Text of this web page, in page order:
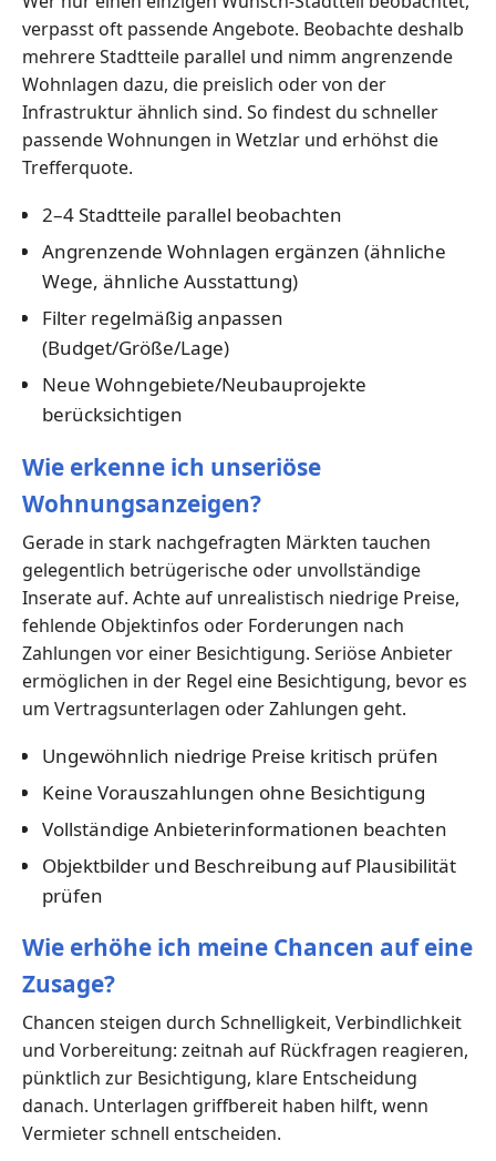
verpasst oft passende Angebote. Beobachte deshalb
mehrere Stadtteile parallel und nimm angrenzende
Wohnlagen dazu, die preislich oder von der
Infrastruktur ähnlich sind. So findest du schneller
passende Wohnungen in Wetzlar und erhöhst die
Trefferquote.
2–4 Stadtteile parallel beobachten
Angrenzende Wohnlagen ergänzen (ähnliche
Wege, ähnliche Ausstattung)
Filter regelmäßig anpassen
(Budget/Größe/Lage)
Neue Wohngebiete/Neubauprojekte
berücksichtigen
Wie erkenne ich unseriöse
Wohnungsanzeigen?
Gerade in stark nachgefragten Märkten tauchen
gelegentlich betrügerische oder unvollständige
Inserate auf. Achte auf unrealistisch niedrige Preise,
fehlende Objektinfos oder Forderungen nach
Zahlungen vor einer Besichtigung. Seriöse Anbieter
ermöglichen in der Regel eine Besichtigung, bevor es
um Vertragsunterlagen oder Zahlungen geht.
Ungewöhnlich niedrige Preise kritisch prüfen
Keine Vorauszahlungen ohne Besichtigung
Vollständige Anbieterinformationen beachten
Objektbilder und Beschreibung auf Plausibilität
prüfen
Wie erhöhe ich meine Chancen auf eine
Zusage?
Chancen steigen durch Schnelligkeit, Verbindlichkeit
und Vorbereitung: zeitnah auf Rückfragen reagieren,
pünktlich zur Besichtigung, klare Entscheidung
danach. Unterlagen griffbereit haben hilft, wenn
Vermieter schnell entscheiden.